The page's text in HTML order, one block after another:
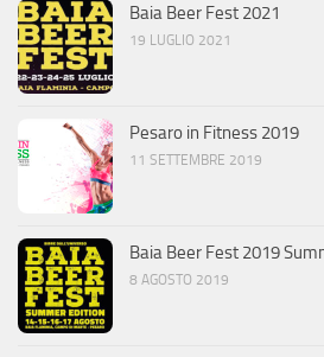
Baia Beer Fest 2021
19 LUGLIO 2021
Pesaro in Fitness 2019
11 SETTEMBRE 2019
Baia Beer Fest 2019
8 AGOSTO 2019